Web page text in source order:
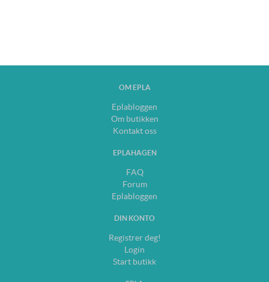
OM EPLA
Eplabloggen
Om butikken
Kontakt oss
EPLAHAGEN
FAQ
Forum
Eplabloggen
DIN KONTO
Registrer deg!
Login
Start butikk